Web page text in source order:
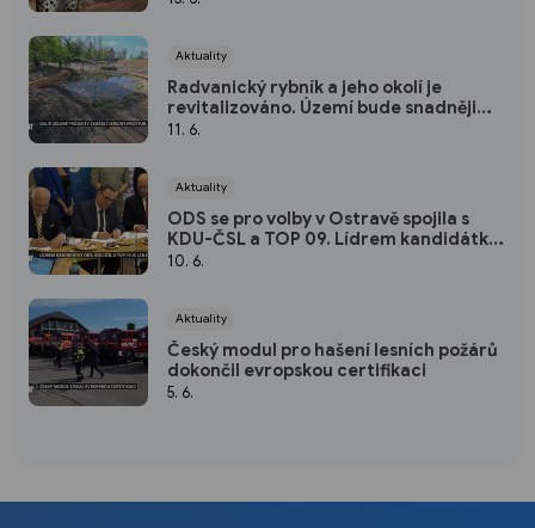
Aktuality
Radvanický rybník a jeho okolí je
revitalizováno. Území bude snadněji
přístupné pro rekreaci
11. 6.
Aktuality
ODS se pro volby v Ostravě spojila s
KDU-ČSL a TOP 09. Lídrem kandidátky
je primátor Jan Dohnal
10. 6.
Aktuality
Český modul pro hašení lesních požárů
dokončil evropskou certifikaci
5. 6.